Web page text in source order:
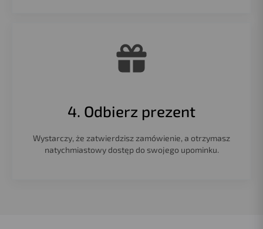
4. Odbierz prezent
Wystarczy, że zatwierdzisz zamówienie, a otrzymasz
natychmiastowy dostęp do swojego upominku.